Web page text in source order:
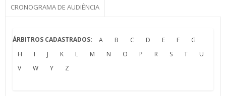
CRONOGRAMA DE AUDIÊNCIA
ÁRBITROS CADASTRADOS: A B C D E F
G
H
I J K L M N O P R S T
U
V
W Y Z